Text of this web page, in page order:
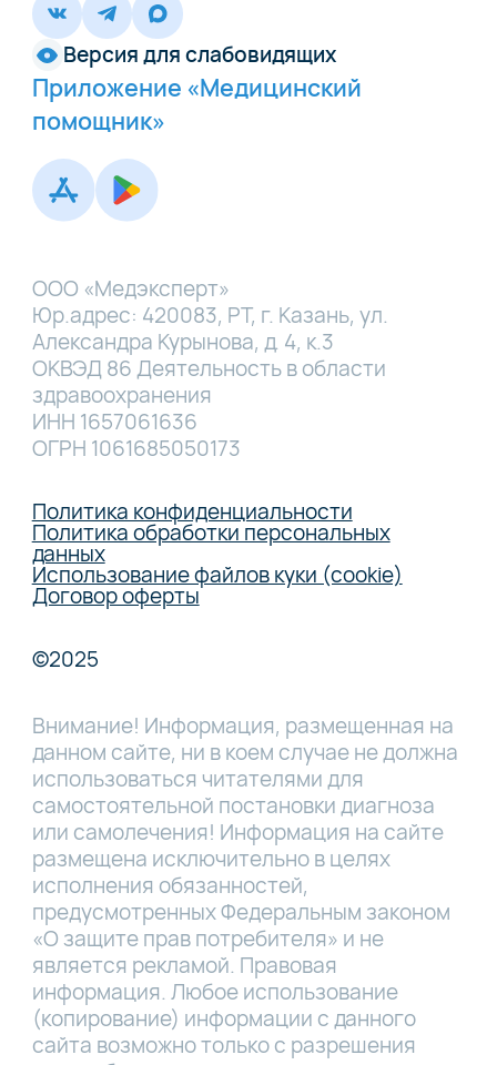
Версия для слабовидящих
Приложение «Медицинский
помощник»
ООО «Медэксперт»
Юр.адрес: 420083, РТ, г. Казань, ул.
Александра Курынова, д. 4, к.3
ОКВЭД 86 Деятельность в области
здравоохранения
ИНН 1657061636
ОГРН 1061685050173
Политика конфиденциальности
Политика обработки персональных
данных
Использование файлов куки (cookie)
Договор оферты
©2025
Внимание! Информация, размещенная на
данном сайте, ни в коем случае не должна
использоваться читателями для
самостоятельной постановки диагноза
или самолечения! Информация на сайте
размещена исключительно в целях
исполнения обязанностей,
предусмотренных Федеральным законом
«О защите прав потребителя» и не
является рекламой. Правовая
информация. Любое использование
(копирование) информации с данного
сайта возможно только с разрешения